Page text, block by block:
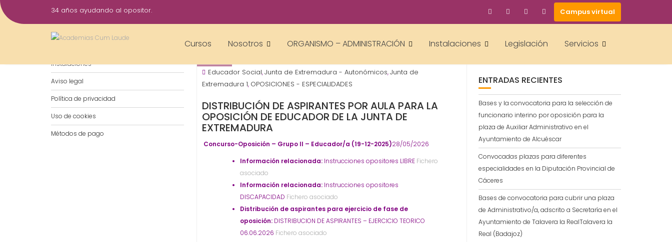
Saltar
al
34 años ayudando al opositor. Campus virtual
Cursos Nosotros ORGANISMO – ADMINISTRACIÓN Instalaciones Legislación Servicios
29 Gestor AcademiasCumLaude
Educador Social,Junta de Extremadura - Autonómicos,Junta de
Extremadura 1, OPOSICIONES - ESPECIALIDADES
DISTRIBUCIÓN DE ASPIRANTES POR AULA PARA LA
OPOSICIÓN DE EDUCADOR DE LA JUNTA DE
EXTREMADURA
Concurso-Oposición – Grupo II – Educador/a (19-12-2025)28/05/2026
Información relacionada: Instrucciones opositores LIBRE Fichero
asociado
Información relacionada: Instrucciones opositores
DISCAPACIDAD Fichero asociado
Distribución de aspirantes para ejercicio de fase de
oposición: DISTRIBUCION DE ASPIRANTES – EJERCICIO TEORICO
06.06.2026 Fichero asociado
Instalaciones
Aviso legal
Política de privacidad
Uso de cookies
Métodos de pago
ENTRADAS RECIENTES
Bases y la convocatoria para la selección de
funcionario interino por oposición para la
plaza de Auxiliar Administrativo en el
Ayuntamiento de Alcuéscar
Convocadas plazas para diferentes
especialidades en la Diputación Provincial de
Cáceres
Bases de convocatoria para cubrir una plaza
de Administrativo/a, adscrito a Secretaría en el
Ayuntamiento de Talavera la RealTalavera la
Real (Badajoz)